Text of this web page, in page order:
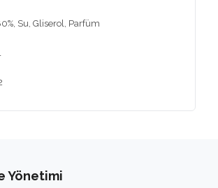
Su, Gliserol, Parfüm
Yönetimi